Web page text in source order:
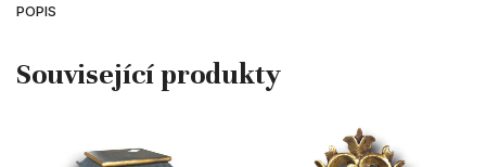
POPIS